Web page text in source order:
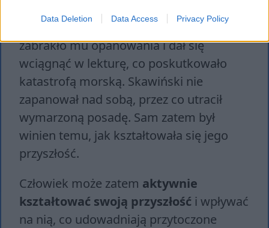
Data Deletion Data Access Privacy Policy
Tadeusza” bardzo go wzruszyło. Jednak
zabrakło mu opanowania i dał się
wciągnąć w lekturę, co poskutkowało
katastrofą morską. Skawiński nie
zapanował nad sobą, przez co utracił
wymarzoną posadę. Sam zatem był
winien temu, jak kształtowała się jego
przyszłość.
Człowiek może zatem aktywnie
kształtować swoją przyszłość i wpływać
na nią, co udowadniają przytoczone